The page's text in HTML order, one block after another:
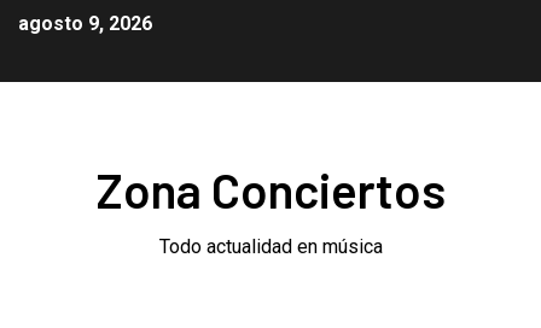
agosto 9, 2026
Zona Conciertos
Todo actualidad en música